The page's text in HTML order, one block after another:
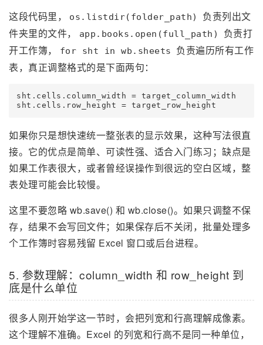
这段代码里， os.listdir(folder_path)
负责列出文
件夹里的文件，
app.books.open(full_path)
负责打
开工作簿，
for sht in wb.sheets
负责遍历所有工作
表，真正调整格式的是下面两句：
sht.cells.column_width = target_column_width
如果你只是想快速统一整张表的显示效果，这种写法很直
接。它的优点是简单、可读性强、适合入门练习；缺点是
如果工作表很大，或者曾经误操作到很远的空白区域，整
表处理可能会比较慢。
这里不要忽略 wb.save() 和 wb.close()。如果只调整不保
存，结果不会写回文件；如果保存后不关闭，批量处理多
个工作簿时容易残留 Excel 窗口或后台进程。
5. 参数理解：column_width 和 row_height 到
底是什么单位
很多人刚开始学这一节时，会把列宽和行高理解成像素。
这个理解不准确。Excel 的列宽和行高不是同一种单位，